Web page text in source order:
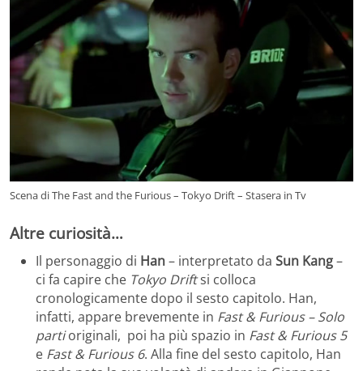
Scena di The Fast and the Furious – Tokyo Drift – Stasera in Tv
Altre curiosità…
Il personaggio di Han– interpretato da Sun Kang–
ci fa capire che Tokyo Driftsi colloca
cronologicamente dopo il sesto capitolo. Han,
infatti, appare brevemente in Fast & Furious – Solo
partioriginali, poi ha più spazio in Fast & Furious 5
e Fast & Furious 6. Alla fine del sesto capitolo, Han